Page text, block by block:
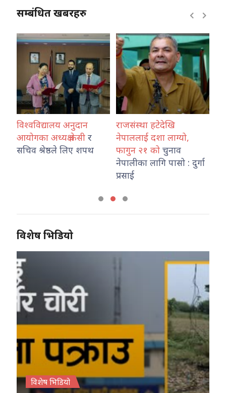
सम्बंधित खबरहरु
अनुदान
अध्यक्ष केसी र
श्रेष्ठले लिए शपथ
राजसंस्था हटेदेखि
नेपाललाई दशा लाग्यो,
फागुन २१ को चुनाव
नेपालीका लागि पासो : दुर्गा
विशेष भिडियो
विशेष भिडियो